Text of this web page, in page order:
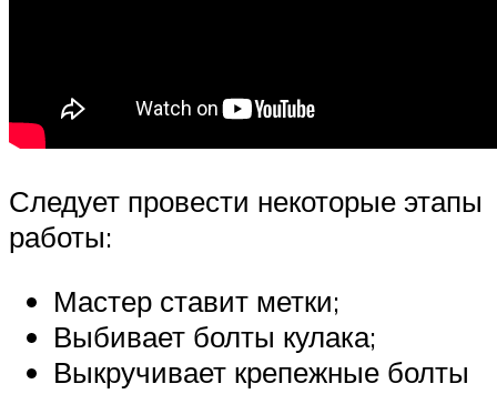
Следует провести некоторые этапы
работы:
Мастер ставит метки;
Выбивает болты кулака;
Выкручивает крепежные болты